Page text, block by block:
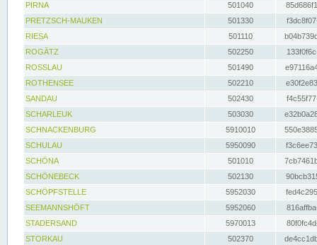
PIRNA
501040
PRETZSCH-MAUKEN
501330
RIESA
501110
ROGÄTZ
502250
ROSSLAU
501490
ROTHENSEE
502210
SANDAU
502430
SCHARLEUK
503030
SCHNACKENBURG
5910010
SCHULAU
5950090
SCHÖNA
501010
SCHÖNEBECK
502130
SCHÖPFSTELLE
5952030
SEEMANNSHÖFT
5952060
STADERSAND
5970013
STORKAU
502370